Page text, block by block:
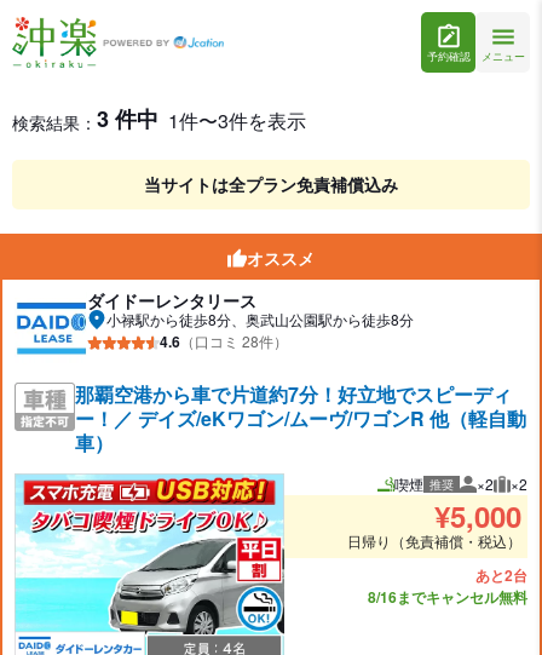
予約確認 メニュー
レンタカー検索・比較
レンタカー検索結果
検索結果： 3 件中 1件〜3件を表示
当サイトは全プラン免責補償込み
オススメ
ダイドーレンタリース
小禄駅から徒歩8分、奥武山公園駅から徒歩8分
4.6 （口コミ 28件）
那覇空港から車で片道約7分！好立地でスピーディ
ー！／ デイズ/eKワゴン/ムーヴ/ワゴンR 他（軽自動
車）
喫煙 推奨 推奨人数
×2 推奨
×2
¥5,000
日帰り（免責補償・税込）
あと2台
8/16までキャンセル無料